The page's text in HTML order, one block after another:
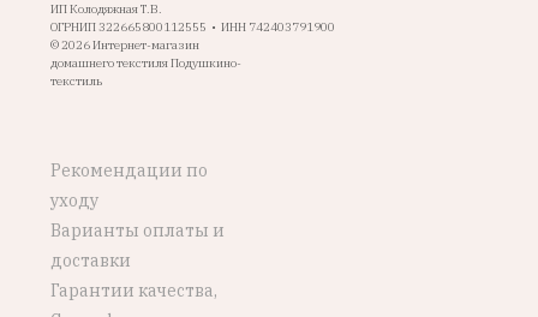
ИП Колодяжная Т.В.
ОГРНИП 322665800112555 • ИНН 742403791900
© 2026 Интернет-магазин
домашнего текстиля Подушкино-
текстиль
Рекомендации по
уходу
Варианты оплаты и
доставки
Гарантии качества,